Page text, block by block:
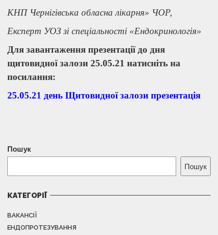
КНП Чернігівська обласна лікарня» ЧОР,
Експерт УОЗ зі спеціальності «Ендокринологія»
Для завантаження презентації до дня
щитовидної залози 25.05.21 натисніть на
посилання:
25.05.21 день Щитовидної залози презентація
Пошук
Пошук
КАТЕГОРІЇ
ВАКАНСІЇ
ЕНДОПРОТЕЗУВАННЯ